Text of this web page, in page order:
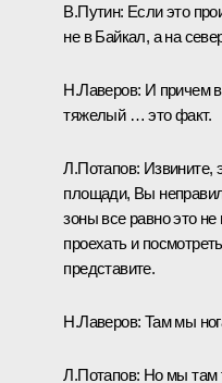
В.Путин: Если это
не в Байкал, а на
Н.Лаверов: И причем
тяжелый … это факт.
Л.Потапов: Извините,
площади, Вы
зоны все равно это не
проехать и
представите.
Н.Лаверов: Там мы
Л.Потапов: Но мы там